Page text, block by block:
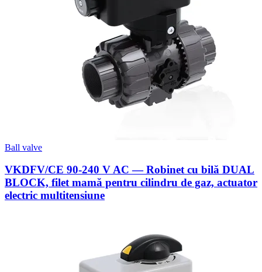
Ball valve
VKDFV/CE 90-240 V AC — Robinet cu bilă DUAL
BLOCK, filet mamă pentru cilindru de gaz, actuator
electric multitensiune